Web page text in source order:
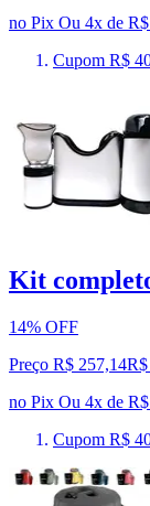
no Pix Ou 4x de
Cupom R$
Kit
14% OFF
Preço R$ 257,14R$
no Pix Ou 4x de
Cupom R$